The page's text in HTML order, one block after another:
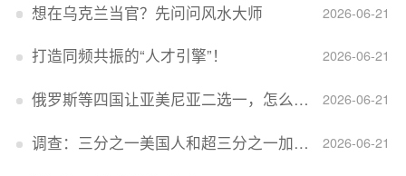
2026-06-21
想在乌克兰当官？先问问风水大师
2026-06-21
打造同频共振的“人才引擎”！
2026-06-21
俄罗斯等四国让亚美尼亚二选一，怎么回事？
2026-06-21
调查：三分之一美国人和超三分之一加拿大人感到经济压力